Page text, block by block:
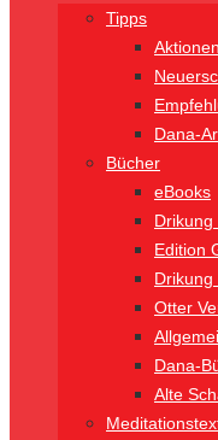
Tipps
Aktionen
Dana-
Bücher
eBooks
Drikung
Edition
Drikung
Otter
Dana-
Alte